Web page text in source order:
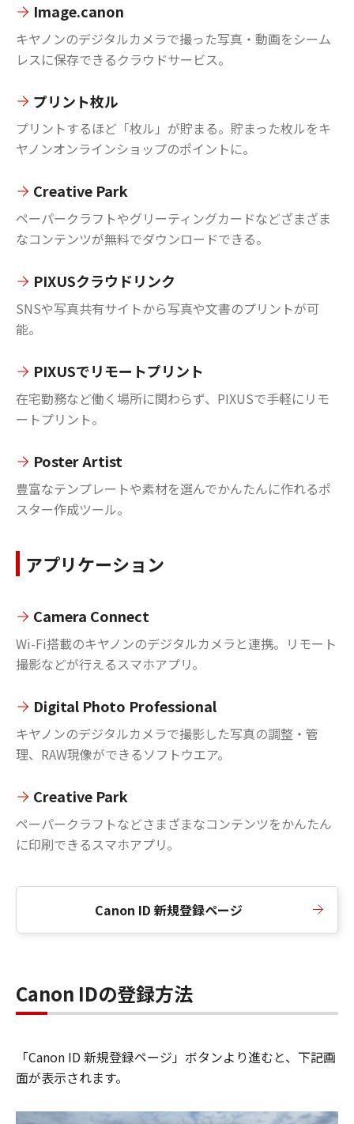
Image.canon
キヤノンのデジタルカメラで撮った写真・動画をシーム
レスに保存できるクラウドサービス。
プリント枚ル
プリントするほど「枚ル」が貯まる。貯まった枚ルをキ
ヤノンオンラインショップのポイントに。
Creative Park
ペーパークラフトやグリーティングカードなどざまざま
なコンテンツが無料でダウンロードできる。
PIXUSクラウドリンク
SNSや写真共有サイトから写真や文書のプリントが可
能。
PIXUSでリモートプリント
在宅勤務など働く場所に関わらず、PIXUSで手軽にリモ
ートプリント。
Poster Artist
豊富なテンプレートや素材を選んでかんたんに作れるポ
スター作成ツール。
アプリケーション
Camera Connect
Wi-Fi搭載のキヤノンのデジタルカメラと連携。リモート
撮影などが行えるスマホアプリ。
Digital Photo Professional
キヤノンのデジタルカメラで撮影した写真の調整・管
理、RAW現像ができるソフトウエア。
Creative Park
ペーパークラフトなどさまざまなコンテンツをかんたん
に印刷できるスマホアプリ。
Canon ID 新規登録ページ
Canon IDの登録方法
「Canon ID 新規登録ページ」ボタンより進むと、下記画
面が表示されます。